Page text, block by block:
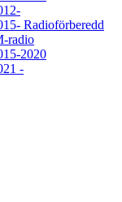
Radioförberedd
radio
2020
-